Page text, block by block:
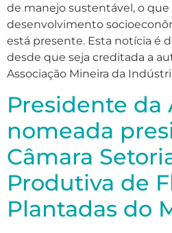
de manejo sustentável, o
desenvolvimento
está presente. Esta notícia é
desde que seja creditada a
Associação Mineira da
Presidente da
nomeada
Câmara
Produtiva de
Plantadas do